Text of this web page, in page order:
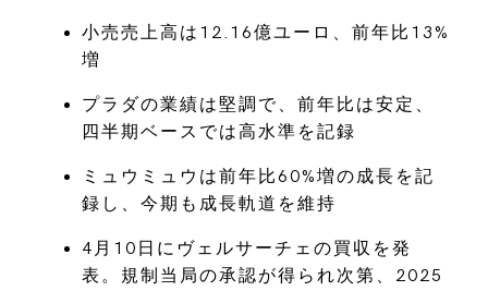
小売売上高は12.16億ユーロ、前年比13%
増
プラダの業績は堅調で、前年比は安定、
四半期ベースでは高水準を記録
ミュウミュウは前年比60%増の成長を記
録し、今期も成長軌道を維持
4月10日にヴェルサーチェの買収を発
表。規制当局の承認が得られ次第、2025